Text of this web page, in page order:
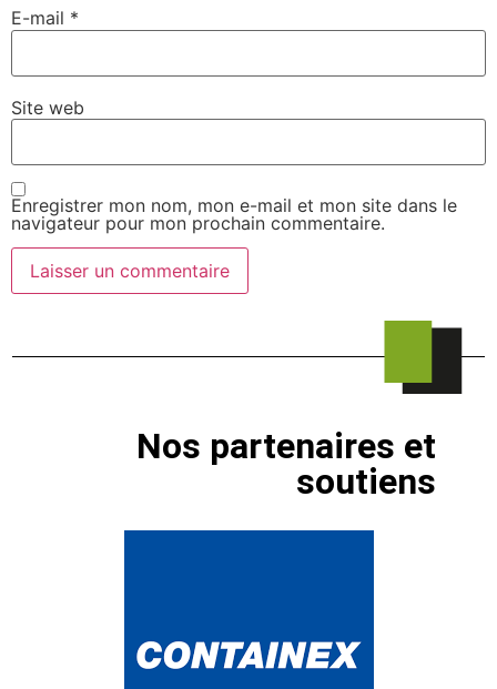
E-mail *
Site web
Enregistrer mon nom, mon e-mail et mon site dans le
navigateur pour mon prochain commentaire.
Nos partenaires et
soutiens